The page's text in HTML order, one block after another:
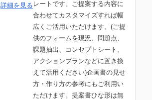
レートです。ご提案する内容に
合わせてカスタマイズすれば幅
広くご活用いただけます。(ご提
供のフォームを現況、問題点、
課題抽出、コンセプトシート、
アクションプランなどに置き換
えて活用ください)企画書の見せ
方・作り方の参考にもご利用い
ただけます。提案書ひな形は無
詳細を見る